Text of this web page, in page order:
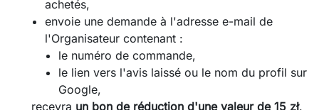
achetés,
envoie une demande à l'adresse e-mail de
l'Organisateur contenant :
le numéro de commande,
le lien vers l'avis laissé ou le nom du profil sur
Google,
recevra un bon de réduction d'une valeur de 15 zł.